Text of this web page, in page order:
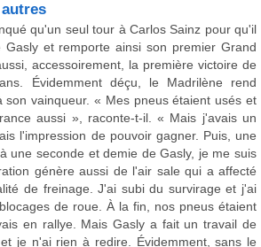
qu'un seul tour à Carlos Sainz pour qu'il
Gasly et remporte ainsi son premier Grand
accessoirement, la première victoire de
Évidemment déçu, le Madrilène rend
son vainqueur. « Mes pneus étaient usés et
aussi », raconte-t-il. « Mais j'avais un
l'impression de pouvoir gagner. Puis, une
une seconde et demie de Gasly, je me suis
génère aussi de l'air sale qui a affecté
de freinage. J'ai subi du survirage et j'ai
de roue. À la fin, nos pneus étaient
en rallye. Mais Gasly a fait un travail de
je n'ai rien à redire. Évidemment, sans le